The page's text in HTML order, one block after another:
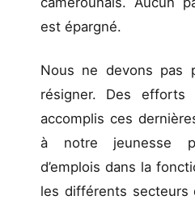
est épargné.
Nous ne devons pas
résigner. Des
accomplis ces
à notre jeunesse
d’emplois dans la
les différents secteurs